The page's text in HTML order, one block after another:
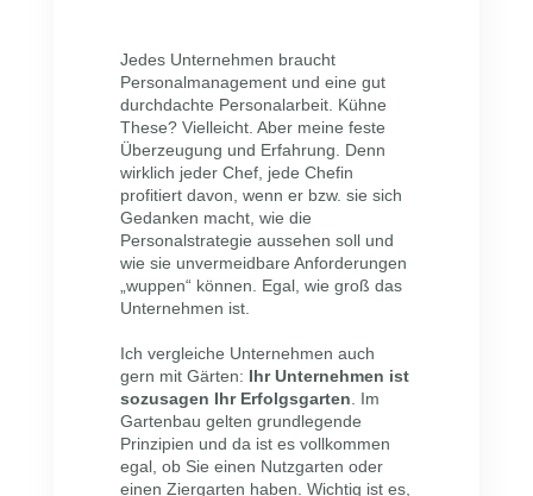
Jedes Unternehmen braucht
Personalmanagement und eine gut
durchdachte Personalarbeit. Kühne
These? Vielleicht. Aber meine feste
Überzeugung und Erfahrung. Denn
wirklich jeder Chef, jede Chefin
profitiert davon, wenn er bzw. sie sich
Gedanken macht, wie die
Personalstrategie aussehen soll und
wie sie unvermeidbare Anforderungen
„wuppen“ können. Egal, wie groß das
Unternehmen ist.
Ich vergleiche Unternehmen auch
gern mit Gärten: Ihr Unternehmen ist
sozusagen Ihr Erfolgsgarten . Im
Gartenbau gelten grundlegende
Prinzipien und da ist es vollkommen
egal, ob Sie einen Nutzgarten oder
einen Ziergarten haben. Wichtig ist es,